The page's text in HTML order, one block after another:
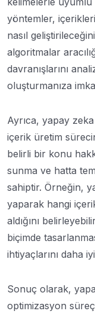
yöntemler,
nasıl
algoritmalar
davranışlarını
oluşturmanıza
Ayrıca, yapay
içerik üretim
belirli bir konu
sunma ve hatta
sahiptir. Örneğin,
yaparak hangi
aldığını
biçimde
ihtiyaçlarını daha
Sonuç olarak,
optimizasyon